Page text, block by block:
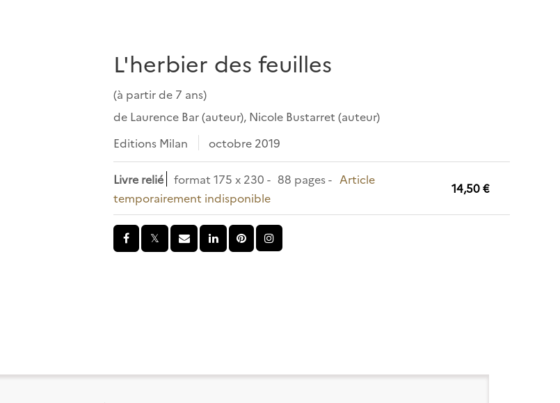
L'herbier des feuilles
(à partir de 7 ans)
de Laurence Bar(auteur), Nicole Bustarret (auteur)
Editions Milan
octobre 2019
Livre relié format 175 x 230 88 pages
Article
temporairement indisponible
14,50 €